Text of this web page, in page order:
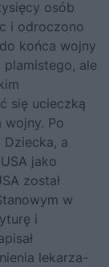
osób
i odroczono
końca wojny
plamistego, ale
się ucieczką
wojny. Po
a
jako
został
w
i
lekarza-